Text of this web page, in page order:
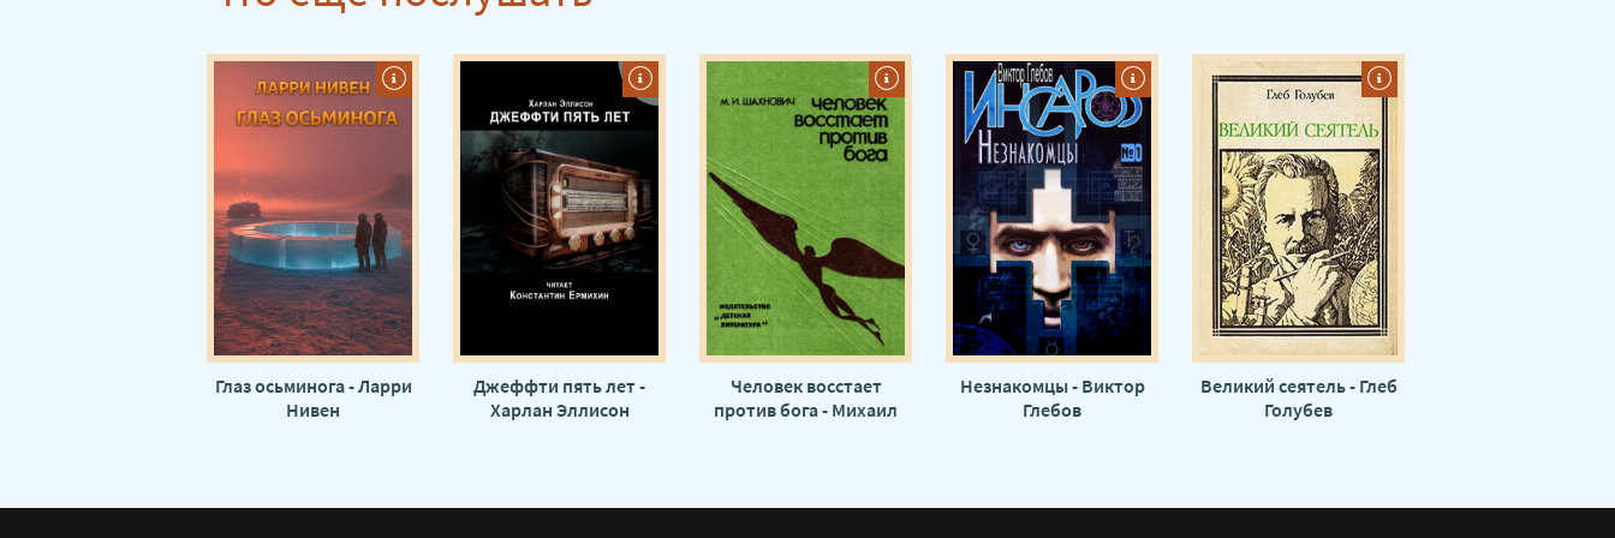
Глаз осьминога - Ларри
Нивен
Джеффти пять лет -
Харлан Эллисон
Человек восстает
против бога - Михаил
Незнакомцы - Виктор
Глебов
Великий сеятель - Глеб
Голубев